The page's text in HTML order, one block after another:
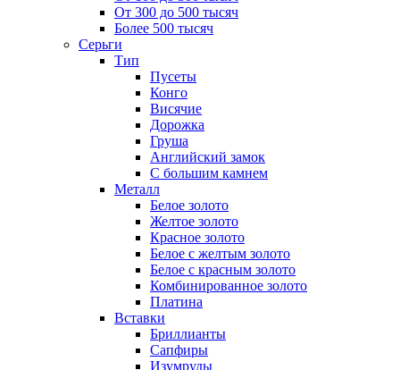
От 300 до 500 тысяч
Более 500 тысяч
Серьги
Тип
Пусеты
Конго
Висячие
Дорожка
Груша
Английский замок
С большим камнем
Металл
Белое золото
Желтое золото
Красное золото
Белое с желтым золото
Белое с красным золото
Комбинированное золото
Платина
Вставки
Бриллианты
Сапфиры
Изумруды